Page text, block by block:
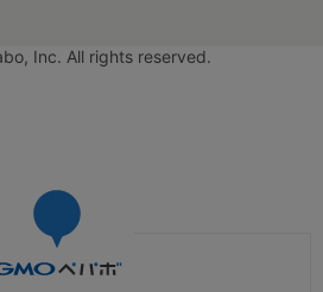
Inc. All rights reserved.